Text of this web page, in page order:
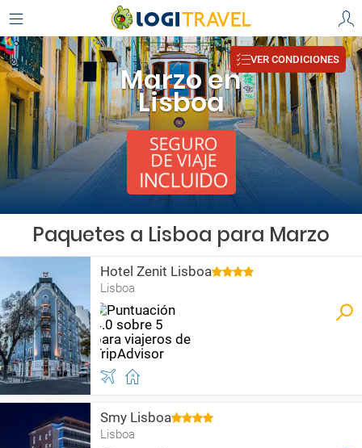
Marzo en
Lisboa
VER CONDICIONES
Paquetes a Lisboa para Marzo
Hotel Zenit Lisboa
Lisboa
Smy Lisboa
Lisboa